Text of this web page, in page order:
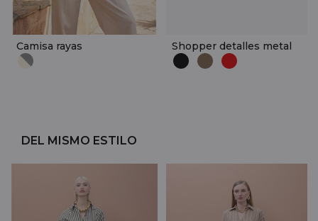
Camisa rayas Shopper detalles metal
DEL MISMO ESTILO